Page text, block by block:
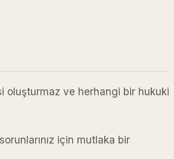
oluşturmaz ve herhangi bir hukuki
için mutlaka bir